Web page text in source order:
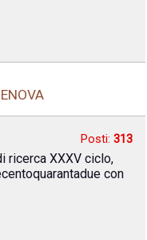
Posti: 313
ricerca XXXV ciclo,
con